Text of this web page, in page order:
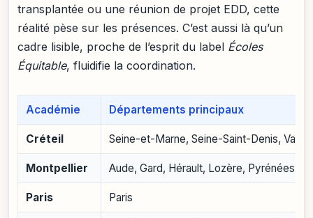
transplantée ou une réunion de projet EDD, cette
réalité pèse sur les présences. C’est aussi là qu’un
cadre lisible, proche de l’esprit du label Écoles
Équitable, fluidifie la coordination.
Académie Départements principaux
Créteil Seine-et-Marne, Seine-Saint-Denis, Val-
Montpellier Aude, Gard, Hérault, Lozère, Pyrénées-
Paris Paris